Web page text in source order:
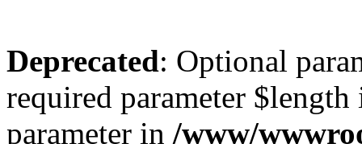
Deprecated: Optional
required parameter
parameter in /www/